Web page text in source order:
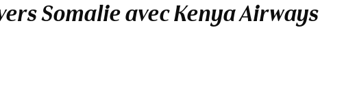
Somalie avec Kenya Airways